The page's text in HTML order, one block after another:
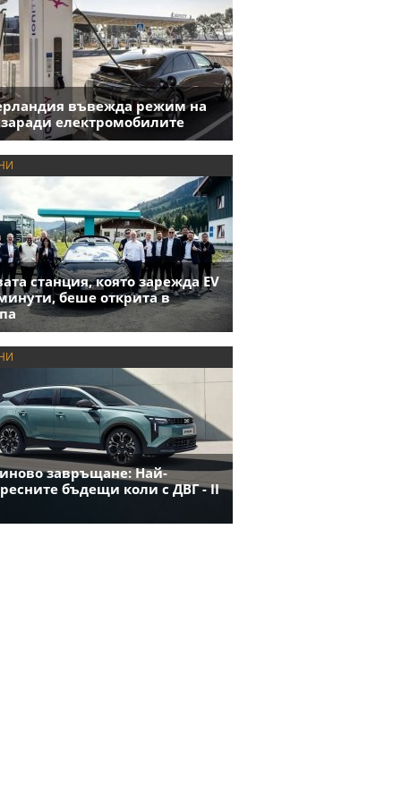
въвежда режим на
заради електромобилите
станция, която зарежда EV
беше открита в
завръщане: Най-
бъдещи коли с ДВГ - II